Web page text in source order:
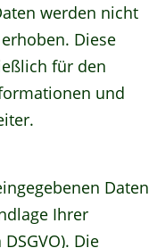
werden nicht
Diese
für den
und
Daten
Ihrer
Die